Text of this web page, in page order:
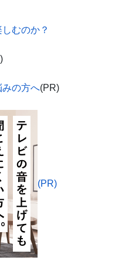
むのか？
みの方へ(PR)
(PR)